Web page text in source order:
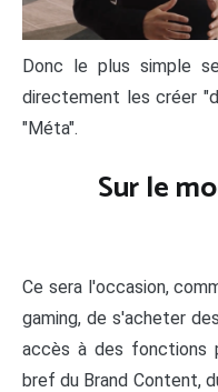
Donc le plus simple
directement les créer
"Méta".
Sur le
Ce sera l'occasion,
gaming, de s'acheter
accès à des fonctions
bref du Brand Content,